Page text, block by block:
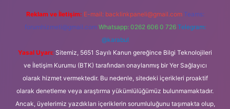
Reklam ve İletişim: E-mail: backlinkpaneli@gmail.com Teams:
forumhizmeti@gmail.com Whatsapp: 0262 606 0 726 Telegram:
@karabul
Yasal Uyarı: Sitemiz, 5651 Sayılı Kanun gereğince Bilgi Teknolojileri
ve İletişim Kurumu (BTK) tarafından onaylanmış bir Yer Sağlayıcı
olarak hizmet vermektedir. Bu nedenle, sitedeki içerikleri proaktif
olarak denetleme veya araştırma yükümlülüğümüz bulunmamaktadır.
Ancak, üyelerimiz yazdıkları içeriklerin sorumluluğunu taşımakta olup,